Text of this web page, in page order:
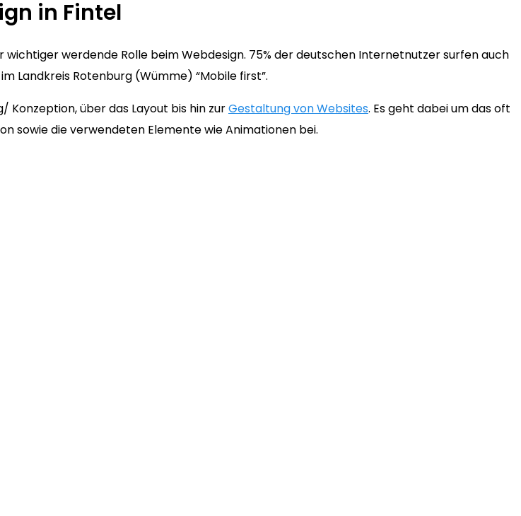
in Fintel
werdende Rolle beim Webdesign. 75% der deutschen Internetnutzer surfen auch
Landkreis Rotenburg (Wümme) “Mobile first”.
Konzeption, über das Layout bis hin zurGestaltung von Websites. Es geht dabei um das oft
sowie die verwendeten Elemente wie Animationen bei.